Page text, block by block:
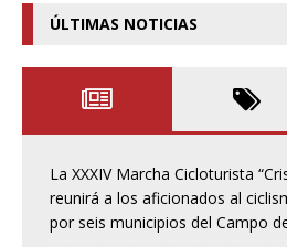
ÚLTIMAS NOTICIAS
La XXXIV Marcha Cicloturista
reunirá a los aficionados al
por seis municipios del Campo